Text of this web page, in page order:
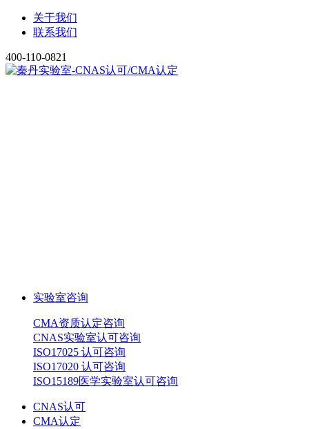
关于我们
联系我们
400-110-0821
实验室咨询
CMA资质认定咨询
CNAS实验室认可咨询
ISO17025 认可咨询
ISO17020 认可咨询
ISO15189医学实验室认可咨询
CNAS认可
CMA认定